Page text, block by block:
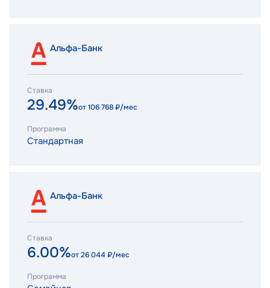
Альфа-Банк
Ставка
29.49%от106 768₽/мес
Программа
Стандартная
Альфа-Банк
Ставка
6.00%от26 044₽/мес
Программа